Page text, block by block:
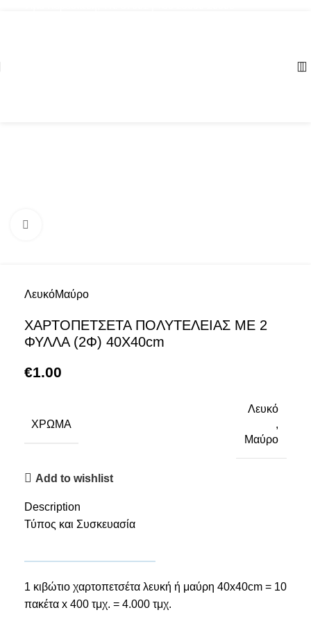
ΛευκόΜαύρο
ΧΑΡΤΟΠΕΤΣΕΤΑ ΠΟΛΥΤΕΛΕΙΑΣ ΜΕ 2
ΦΥΛΛΑ (2Φ) 40Χ40cm
€1.00
ΧΡΏΜΑ
Λευκό
,
Μαύρο
Add to wishlist
Description
Τύπος και Συσκευασία
1 κιβώτιο χαρτοπετσέτα λευκή ή μαύρη 40x40cm = 10
πακέτα x 400 τμχ. = 4.000 τμχ.